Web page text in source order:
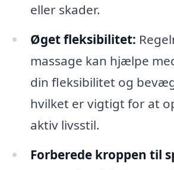
eller skader.
Øget fleksibilitet:
massage kan hjælpe
din fleksibilitet og
hvilket er vigtigt for at
aktiv livsstil.
Forberede kroppen til